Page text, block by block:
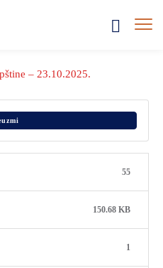
– 23.10.2025.
55
150.68 KB
1